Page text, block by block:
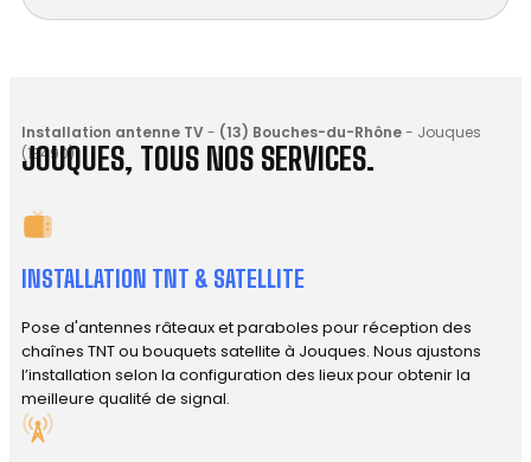
Installation antenne TV- (13) Bouches-du-Rhône- Jouques
(13490)
JOUQUES, TOUS NOS SERVICES.
INSTALLATION TNT & SATELLITE
Pose d'antennes râteaux et paraboles pour réception des
chaînes TNT ou bouquets satellite à Jouques. Nous ajustons
l’installation selon la configuration des lieux pour obtenir la
meilleure qualité de signal.